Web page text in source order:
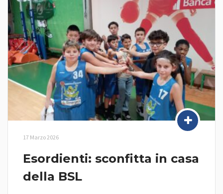
17 Marzo 2026
Esordienti: sconfitta in casa
della BSL